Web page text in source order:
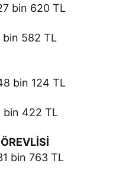
bin 620 TL
bin 582 TL
bin 124 TL
bin 422 TL
bin 763 TL